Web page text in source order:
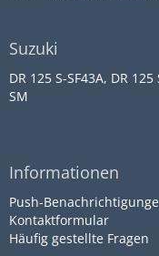
Suzuki
DR 125 S-SF43A, DR 125
SM
Informationen
Push-
Kontaktformular
Häufig gestellte Fragen